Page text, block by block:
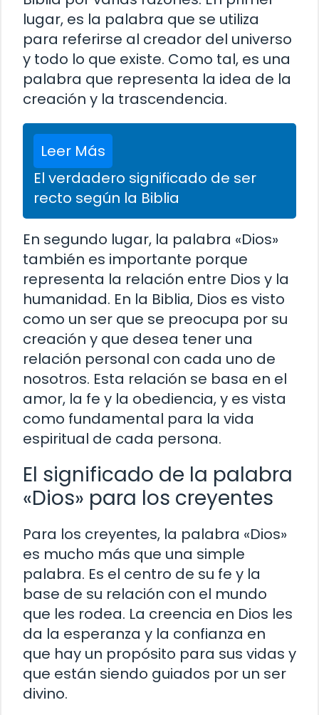
lugar, es la palabra que se utiliza
para referirse al creador del universo
y todo lo que existe. Como tal, es una
palabra que representa la idea de la
creación y la trascendencia.
Leer Más
El verdadero significado de ser
recto según la Biblia
En segundo lugar, la palabra «Dios»
también es importante porque
representa la relación entre Dios y la
humanidad. En la Biblia, Dios es visto
como un ser que se preocupa por su
creación y que desea tener una
relación personal con cada uno de
nosotros. Esta relación se basa en el
amor, la fe y la obediencia, y es vista
como fundamental para la vida
espiritual de cada persona.
El significado de la palabra
«Dios» para los creyentes
Para los creyentes, la palabra «Dios»
es mucho más que una simple
palabra. Es el centro de su fe y la
base de su relación con el mundo
que les rodea. La creencia en Dios les
da la esperanza y la confianza en
que hay un propósito para sus vidas y
que están siendo guiados por un ser
divino.